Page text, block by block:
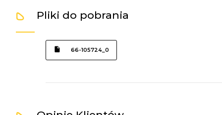
Pliki do pobrania
66-105724_0